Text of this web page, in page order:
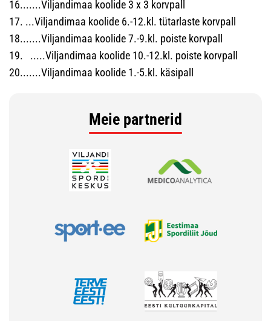
16.......Viljandimaa koolide 3 x 3 korvpall
17. ...Viljandimaa koolide 6.-12.kl. tütarlaste korvpall
18.......Viljandimaa koolide 7.-9.kl. poiste korvpall
19. .....Viljandimaa koolide 10.-12.kl. poiste korvpall
20.......Viljandimaa koolide 1.-5.kl. käsipall
Meie partnerid